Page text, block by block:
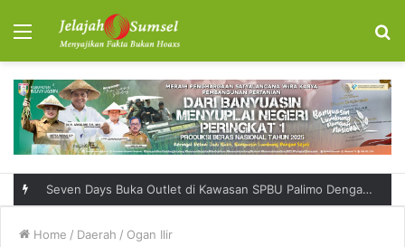
Menu
Seven Days Buka Outlet di Kawasan SPBU Palimo Dengan Konsep One Stop Hangout Destination
Home / Daerah / Ogan Ilir